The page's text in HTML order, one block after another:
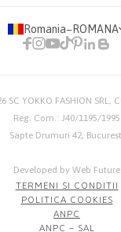
Romania− ROMANA
SC YOKKO FASHION SRL,
Reg. Com.: J40/1195/1995
Sapte Drumuri 42,
Developed by Web Future
TERMENI SI CONDITII
POLITICA COOKIES
ANPC
ANPC – SAL